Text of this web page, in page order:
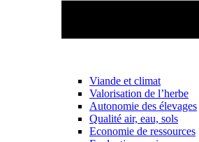
Viande et climat
Valorisation de l’herbe
Autonomie des élevages
Qualité air, eau, sols
Economie de ressources